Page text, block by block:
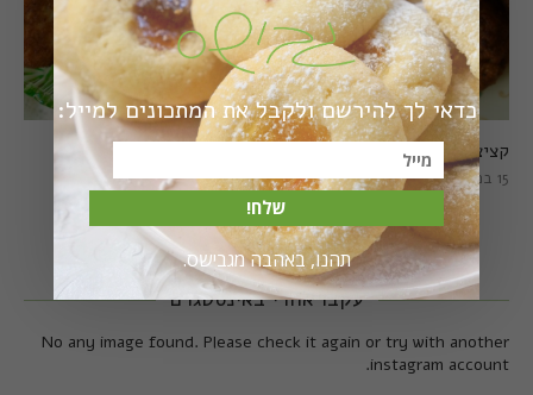
קציצות כרישה טבעוניות
מושלמות
20 במרץ 2018
קציצות כרישה מושלמות
15 במרץ 2018
עקבו אחרי באינסטגרם
No any image found. Please check it again or try with another
instagram account.
כדאי לך להירשם ולקבל את המתכונים למייל:
שלח!
תהנו, באהבה מגבישס.